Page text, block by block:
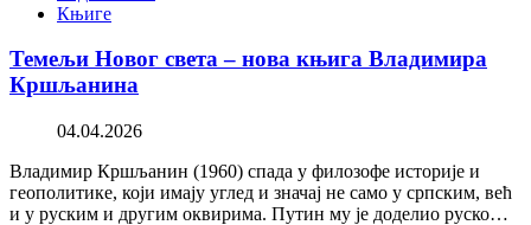
Књиге
Темељи Новог света – нова књига Владимира
Кршљанина
04.04.2026
Владимир Кршљанин (1960) спада у филозофе историје и
геополитике, који имају углед и значај не само у српским, већ
и у руским и другим оквирима. Путин му је доделио руско…